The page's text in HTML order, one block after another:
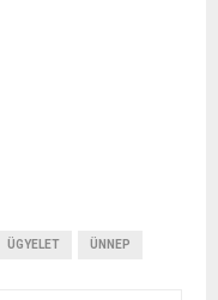
ÜGYELET ÜNNEP